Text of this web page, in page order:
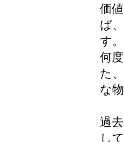
価
ば
す。
何
た
な
過
し